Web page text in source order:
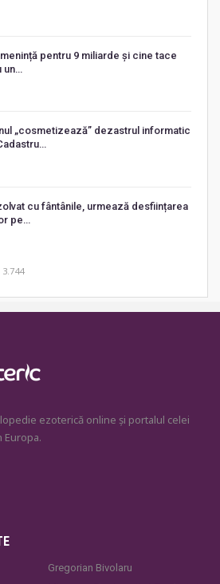
pentru 9 miliarde și cine tace
un…
„cosmetizează” dezastrul informatic
cu fântânile, urmează desființarea
pe…
ezoterică online și portalul celei
Europa.
Gregorian Bivolaru